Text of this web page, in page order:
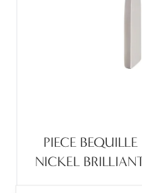
PIECE
NICKEL